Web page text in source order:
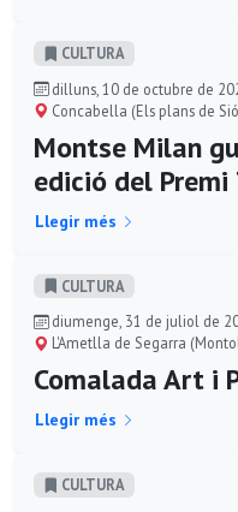
CULTURA
dilluns, 10 de octubre de
Concabella (Els plans de
Montse Milan
edició del
Llegir més
CULTURA
diumenge, 31 de juliol de
L'Ametlla de Segarra
Comalada Art i
Llegir més
CULTURA